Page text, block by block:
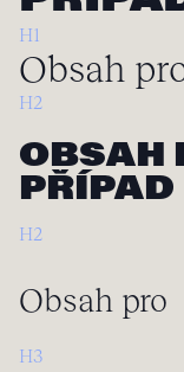
H1
Obsah
H2
OBSAH
PŘÍPAD
H2
Obsah pro
H3